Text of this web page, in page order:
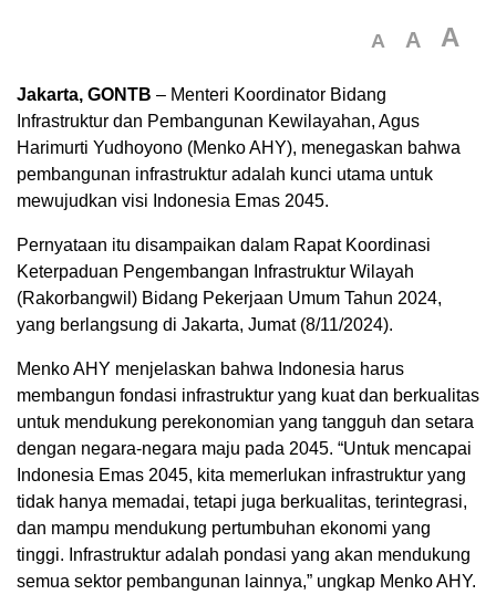
A A A
Jakarta, GONTB – Menteri Koordinator Bidang
Infrastruktur dan Pembangunan Kewilayahan, Agus
Harimurti Yudhoyono (Menko AHY), menegaskan bahwa
pembangunan infrastruktur adalah kunci utama untuk
mewujudkan visi Indonesia Emas 2045.
Pernyataan itu disampaikan dalam Rapat Koordinasi
Keterpaduan Pengembangan Infrastruktur Wilayah
(Rakorbangwil) Bidang Pekerjaan Umum Tahun 2024,
yang berlangsung di Jakarta, Jumat (8/11/2024).
Menko AHY menjelaskan bahwa Indonesia harus
membangun fondasi infrastruktur yang kuat dan berkualitas
untuk mendukung perekonomian yang tangguh dan setara
dengan negara-negara maju pada 2045. “Untuk mencapai
Indonesia Emas 2045, kita memerlukan infrastruktur yang
tidak hanya memadai, tetapi juga berkualitas, terintegrasi,
dan mampu mendukung pertumbuhan ekonomi yang
tinggi. Infrastruktur adalah pondasi yang akan mendukung
semua sektor pembangunan lainnya,” ungkap Menko AHY.